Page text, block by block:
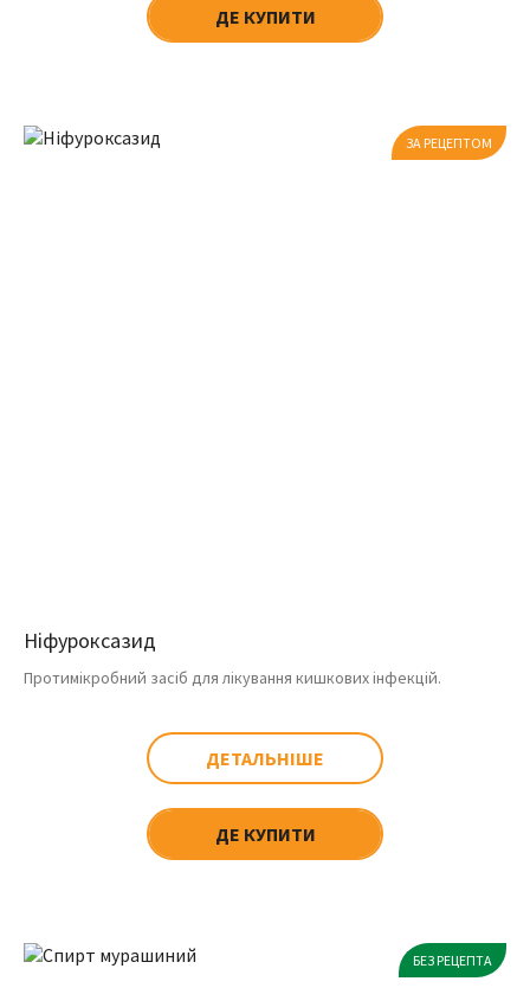
ДЕ КУПИТИ
ЗА РЕЦЕПТОМ
Ніфуроксазид
Протимікробний засіб для лікування кишкових інфекцій.
ДЕТАЛЬНІШЕ
ДЕ КУПИТИ
БЕЗ РЕЦЕПТА